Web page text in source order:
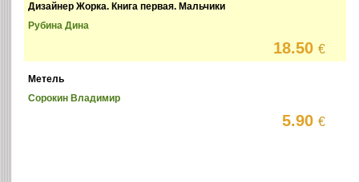
Дизайнер Жорка. Книга первая. Мальчики
Рубина Дина
18.50€
Метель
Сорокин Владимир
5.90€